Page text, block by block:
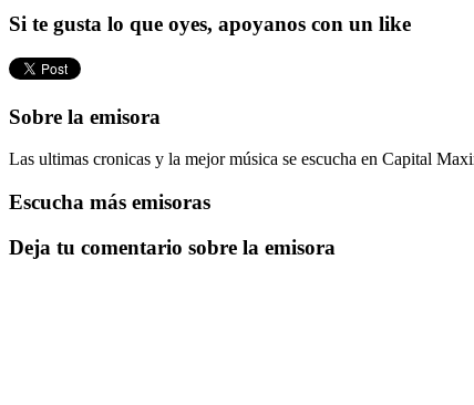
Si te gusta lo que oyes, apoyanos con un like
Sobre la emisora
Las ultimas cronicas y la mejor música se escucha en Capital
Escucha más emisoras
Deja tu comentario sobre la emisora